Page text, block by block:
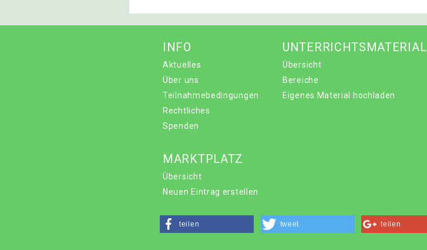
INFO
Aktuelles
Über uns
Teilnahmebedingungen
Rechtliches
Spenden
UNTERRICHTSMATERIAL
Übersicht
Bereiche
Eigenes Material hochladen
MARKTPLATZ
Übersicht
Neuen Eintrag erstellen
teilen tweet teilen